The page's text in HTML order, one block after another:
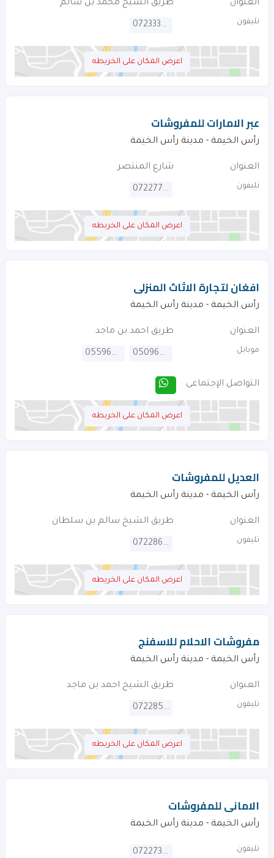
العنوان طريق الشيخ محمد بن سالم
تليفون 072333540
اعرض المكان على الخريطه
عبر الامارات للمفروشات
رأس الخيمة - مدينة رأس الخيمة
العنوان شارع المنتصر
تليفون 072277979
اعرض المكان على الخريطه
افغان لتجارة الاثاث المنزلى
رأس الخيمة - مدينة رأس الخيمة
العنوان طريق احمد بن ماجد
موبايل 0509698400
0559688477
التواصل الإجتماعى
اعرض المكان على الخريطه
العديل للمفروشات
رأس الخيمة - مدينة رأس الخيمة
العنوان طريق الشيخ سالم بن سلطان
تليفون 072286313
اعرض المكان على الخريطه
مفروشات الاحلام للاسفنج
رأس الخيمة - مدينة رأس الخيمة
العنوان طريق الشيخ احمد بن ماجد
تليفون 072285591
اعرض المكان على الخريطه
الامانى للمفروشات
رأس الخيمة - مدينة رأس الخيمة
تليفون 072273383